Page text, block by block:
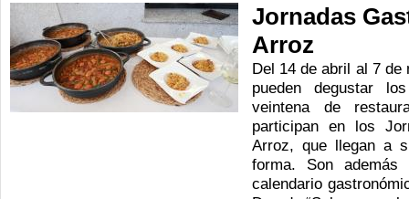
Jornadas
Arroz
Del 14 de abril al 7 de
pueden degustar
veintena de
participan en los
Arroz, que llegan a
forma. Son
calendario